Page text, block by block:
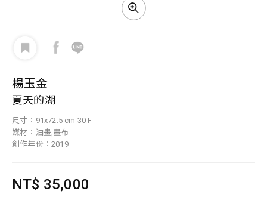
楊玉金
夏天的湖
尺寸：91x72.5 cm 30 F
媒材：油畫,畫布
創作年份：2019
NT$ 35,000